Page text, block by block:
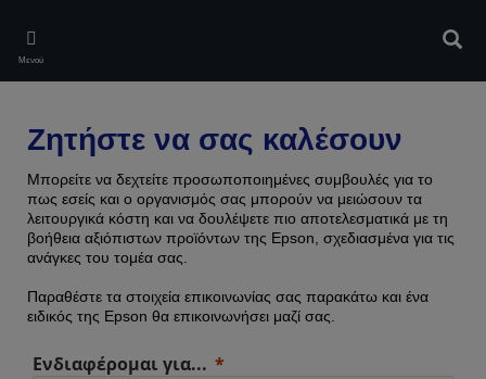
main
content
Μενού
Ζητήστε να σας καλέσουν
Μπορείτε να δεχτείτε προσωποποιημένες συμβουλές για το
πως εσείς και ο οργανισμός σας μπορούν να μειώσουν τα
λειτουργικά κόστη και να δουλέψετε πιο αποτελεσματικά με τη
βοήθεια αξιόπιστων προϊόντων της Epson, σχεδιασμένα για τις
ανάγκες του τομέα σας.
Παραθέστε τα στοιχεία επικοινωνίας σας παρακάτω και ένα
ειδικός της Epson θα επικοινωνήσει μαζί σας.
Ενδιαφέρομαι για...